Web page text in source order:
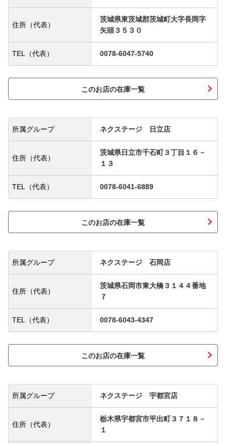
住所（代表）
茨城県東茨城郡茨城町大字長岡字
矢頭３５３０
TEL（代表） 0078-6047-5740
このお店の在庫一覧
所属グループ ネクステージ 日立店
住所（代表）
茨城県日立市千石町３丁目１６－
１３
TEL（代表） 0078-6041-6889
このお店の在庫一覧
所属グループ ネクステージ 石岡店
住所（代表）
茨城県石岡市東大橋３１４４番地
７
TEL（代表） 0078-6043-4347
このお店の在庫一覧
所属グループ ネクステージ 宇都宮店
住所（代表）
栃木県宇都宮市平出町３７１８－
１